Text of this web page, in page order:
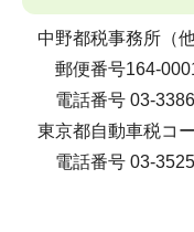
中野都税事務所（
郵便番号164-
電話番号 03-
東京都自動車税コ
電話番号 03-